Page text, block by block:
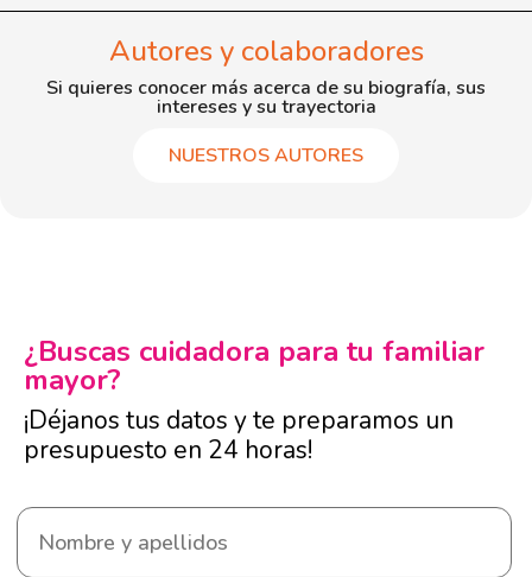
Autores y colaboradores
Si quieres conocer más acerca de su biografía, sus
intereses y su trayectoria
NUESTROS AUTORES
¿Buscas cuidadora para tu familiar
mayor?
¡Déjanos tus datos y te preparamos un
presupuesto en 24 horas!